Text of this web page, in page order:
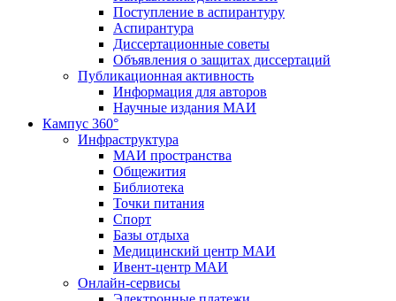
Поступление в аспирантуру
Аспирантура
Диссертационные советы
Объявления о защитах диссертаций
Публикационная активность
Информация для авторов
Научные издания МАИ
Кампус 360°
Инфраструктура
МАИ пространства
Общежития
Библиотека
Точки питания
Спорт
Базы отдыха
Медицинский центр МАИ
Ивент-центр МАИ
Онлайн-сервисы